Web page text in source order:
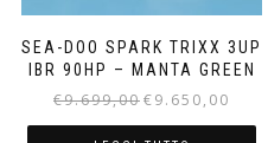
SEA-DOO SPARK TRIXX 3UP
IBR 90HP – MANTA GREEN
€9.699,00 Il
prezzo
€9.650,00
prezzo